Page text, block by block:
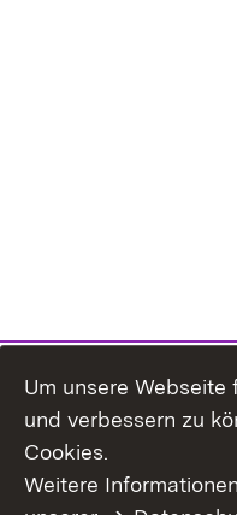
Um unsere
und verbessern zu
Cookies.
Weitere